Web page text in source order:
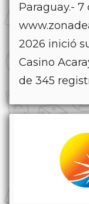
Paraguay.- 7
2026 inició
Casino
de 345